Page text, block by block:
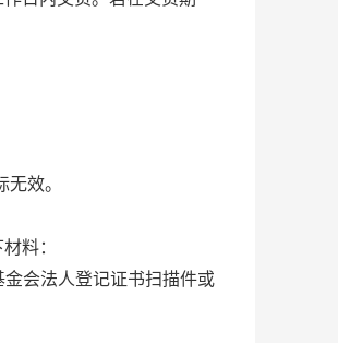
效。
料：
会法人登记证书扫描件或